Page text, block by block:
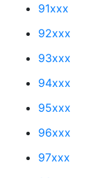
91xxx
92xxx
93xxx
94xxx
95xxx
96xxx
97xxx